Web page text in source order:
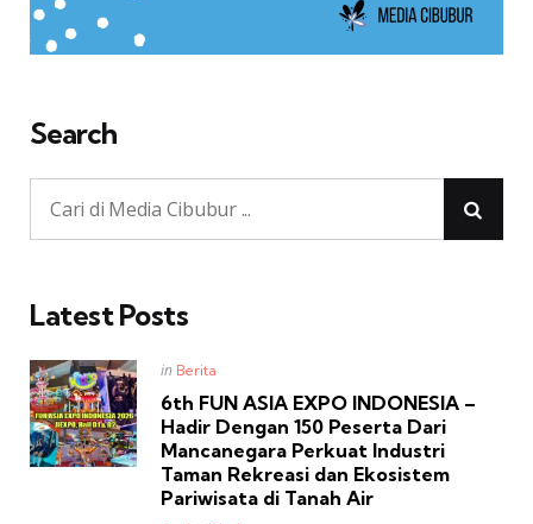
Search
Latest Posts
Posted
in
in Berita
6th FUN ASIA EXPO INDONESIA –
Hadir Dengan 150 Peserta Dari
Mancanegara Perkuat Industri
Taman Rekreasi dan Ekosistem
Pariwisata di Tanah Air